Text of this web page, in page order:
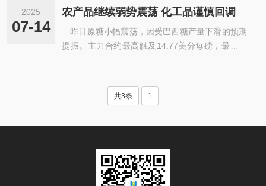
泥错峰生产或将导致2017年产量出现负增长，而化
工行业呈现两极分化态
2025
07-14
农产品继续弱势震荡 化工品谨慎回调
昨日原糖小幅震荡，因受巴西糖产量下滑的预期
提振。主力合约最高触及14.77美分每磅，最低跌
共3条 1